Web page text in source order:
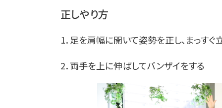
正しやり方
1．足を肩幅に開いて姿勢を正し、まっすぐ
2．両手を上に伸ばしてバンザイをする